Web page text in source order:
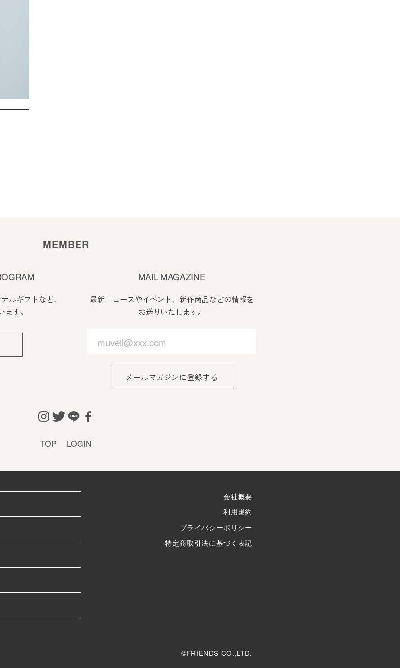
MEMBER
ルギフトなど、
す。
MAIL MAGAZINE
最新ニュースやイベント、新作商品などの情報を
お送りいたします。
メールマガジンに登録する
TOP LOGIN
会社概要
利用規約
プライバシーポリシー
特定商取引法に基づく表記
©FRIENDS CO.,LTD.